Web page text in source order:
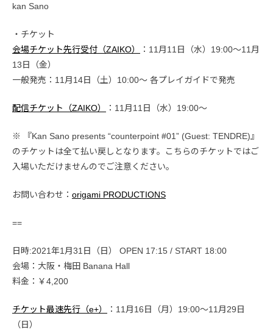
kan Sano
・チケット
会場チケット先行受付（ZAIKO）
：11月11日（水）19:00〜11月
13日（金）
一般発売：11月14日（土）10:00〜 各プレイガイドで発売
配信チケット（ZAIKO） ：11月11日（水）19:00〜
※ 『Kan Sano presents “counterpoint #01” (Guest: TENDRE)』
のチケットは全て払い戻しとなります。こちらのチケットではご
入場いただけませんのでご注意ください。
お問い合わせ： origami PRODUCTIONS
==
日時:2021年1月31日（日） OPEN 17:15 / START 18:00
会場：大阪・梅田 Banana Hall
料金：￥4,200
チケット最速先行（e+）
：11月16日（月）19:00〜11月29日
（日）